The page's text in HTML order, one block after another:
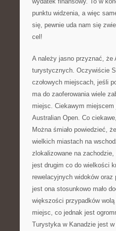
punktu widzenia, a więc
się, pewnie uda nam się
cel!
A należy jasno przyznać, że
turystycznych. Oczywiście
czołowych miejscach, jeśli
ma do zaoferowania wiele
miejsc. Ciekawym
Australian Open. Co
Można śmiało powiedzieć,
wielkich miastach na
zlokalizowane na
jest drugim co do wielkości
rewelacyjnych widoków
jest ona stosunkowo mało
większości przypadków
miejsc, co jednak jest
Turystyka w Kanadzie jest